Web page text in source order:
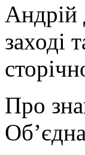
Андрій
заході
Про